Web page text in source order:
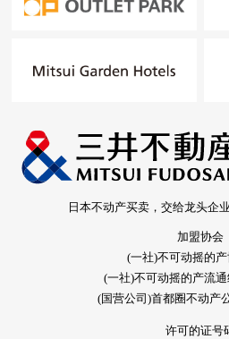
日本不动产买卖，交给龙头企
加盟协会
(一社)不可动摇的
(一社)不可动摇的产流
(国营公司)首都圈不动产
许可的证号